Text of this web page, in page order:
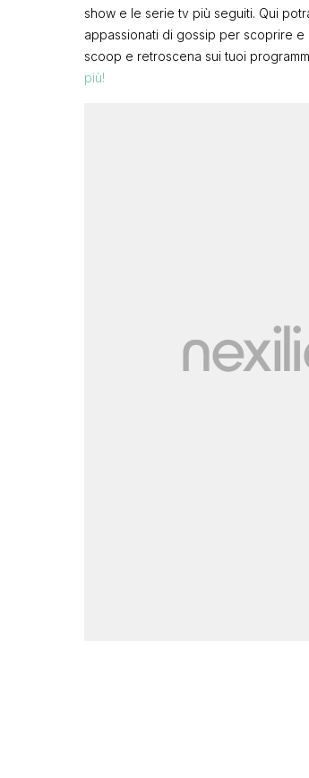
show e le serie tv più seguiti. Qui
appassionati di gossip per scoprire e
scoop e retroscena sui tuoi
più!